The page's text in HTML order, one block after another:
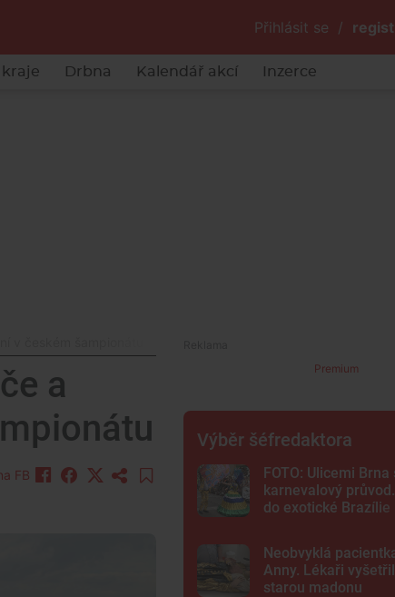
Přihlásit se /
kraje Drbna Kalendář akcí Inzerce
a
FB
Premium
Výběr šéfredaktora
FOTO: Ulicemi
karnevalový
do exotické Brazílie
Neobvyklá
Anny. Lékaři
starou madonu